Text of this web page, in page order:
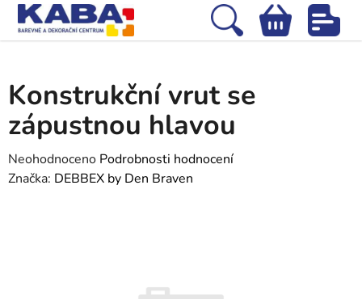
Přejít
obsah
Hledat
NÁKUPNÍ
Konstrukční vrut se
zápustnou hlavou
Průměrné
hodnocení
Neohodnoceno Podrobnosti hodnocení
Značka: DEBBEX by Den Braven